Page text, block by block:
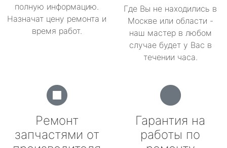
полную информацию.
Назначат цену ремонта и
время работ.
Где Вы не находились в
Москве или области -
наш мастер в любом
случае будет у Вас в
течении часа.
Ремонт
запчастями от
Гарантия на
работы по